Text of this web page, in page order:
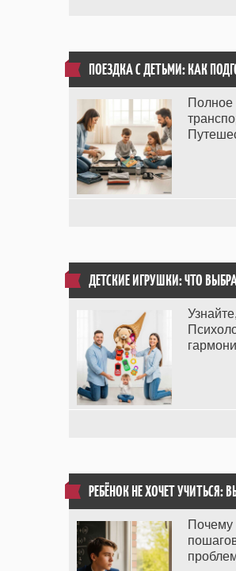
ПОЕЗДКА С ДЕТЬМИ: КАК
ДЕТСКИЕ ИГРУШКИ: ЧТО
РЕБЁНОК НЕ ХОЧЕТ УЧИТЬСЯ: